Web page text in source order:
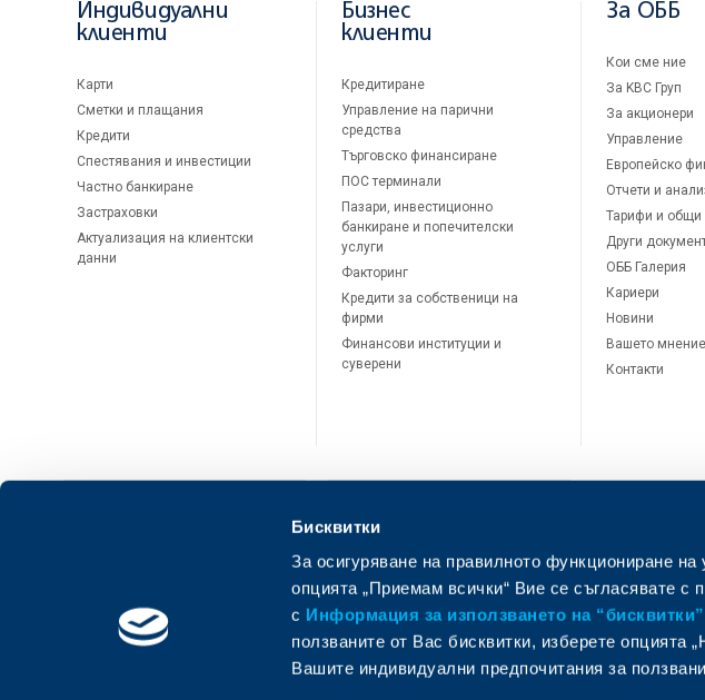
Бисквитки
За осигуряване на правилното функциониране
опцията „Приемам всички“ Вие се съгласявате с
с Информация за използването на
ползваните от Вас бисквитки, изберете опцията
Вашите индивидуални предпочитания за
Индивидуални
клиенти
Карти
Сметки и плащания
Кредити
Спестявания и инвестиции
Частно банкиране
Застраховки
Актуализация на клиентски
данни
Бизнес
клиенти
Кредитиране
Управление на парични
средства
Търговско финансиране
ПОС терминали
Пазари, инвестиционно
банкиране и попечителски
услуги
Факторинг
Кредити за собственици на
фирми
Финансови институции и
суверени
За ОББ
Кои сме ние
За KBC Груп
За акционери
Управление
Европейско
Отчети и
Тарифи и общи
Други
ОББ Галерия
Кариери
Новини
Вашето мнение
Контакти
ОББ Мобайл